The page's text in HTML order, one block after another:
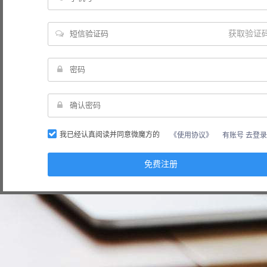
获取验证
我已经认真阅读并同意微魔方的 《使用协议》 有账号 去登